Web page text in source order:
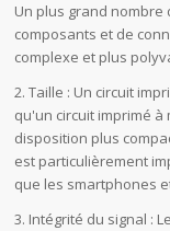
Un plus grand
composants et de
complexe et plus
2. Taille : Un circuit
qu'un circuit imprimé à
disposition plus
est particulièrement
que les smartphones
3. Intégrité du signal :